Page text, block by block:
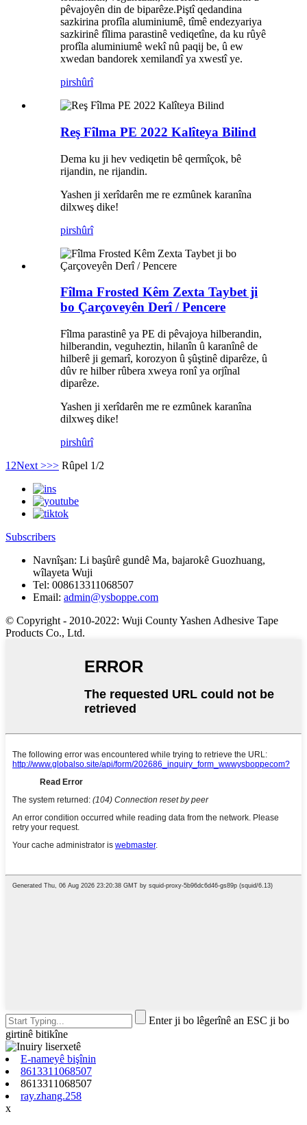
pêvajoyên din de biparêze.Piştî qedandina
sazkirina profîla aluminiumê, tîmê endezyariya
sazkirinê fîlima parastinê vediqetîne, da ku rûyê
profîla aluminiumê wekî nû paqij be, û ew
xwedan bandorek xemilandî ya xwestî ye.
pirshûrî
Reş Fîlma PE 2022 Kalîteya Bilind
Dema ku ji hev vediqetin bê qermîçok, bê
rijandin, ne rijandin.
Yashen ji xerîdarên me re ezmûnek karanîna
dilxweş dike!
pirshûrî
Fîlma Frosted Kêm Zexta Taybet ji
bo Çarçoveyên Derî / Pencere
Fîlma parastinê ya PE di pêvajoya hilberandin,
hilberandin, veguheztin, hilanîn û karanînê de
hilberê ji gemarî, korozyon û şûştinê diparêze, û
dûv re hilber rûbera xweya ronî ya orjînal
diparêze.
Yashen ji xerîdarên me re ezmûnek karanîna
dilxweş dike!
pirshûrî
1 2Next >>> Rûpel 1/2
Subscribers
Navnîşan: Li başûrê gundê Ma, bajarokê Guozhuang,
wîlayeta Wuji
Tel: 008613311068507
Email: admin@ysboppe.com
© Copyright - 2010-2022: Wuji County Yashen Adhesive Tape
Products Co., Ltd.
Enter ji bo lêgerînê an ESC ji bo
girtinê bitikîne
E-nameyê bişînin
8613311068507
8613311068507
ray.zhang.258
x